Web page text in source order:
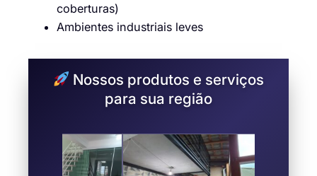
coberturas)
Ambientes industriais leves
Nossos produtos e serviços
para sua região